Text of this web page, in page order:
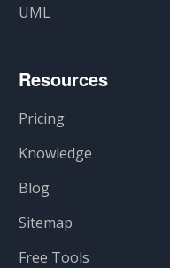
UML
Resources
Pricing
Knowledge
Blog
Sitemap
Free Tools